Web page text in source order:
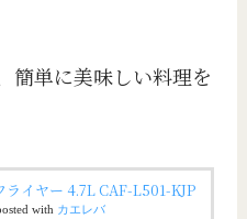
簡単に美味しい料理を
ライヤー 4.7L CAF-L501-KJP
with カエレバ